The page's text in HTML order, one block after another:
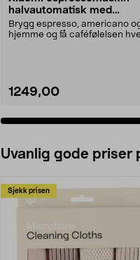
halvautomatisk med
melkeskummer
Brygg espresso, americano
hjemme og få caféfølelsen
1249,00
Uvanlig gode priser
Sjekk prisen